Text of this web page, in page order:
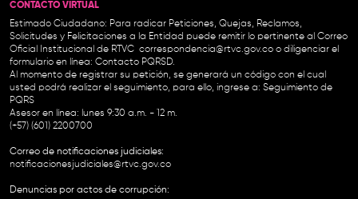
CONTACTO VIRTUAL
Estimado Ciudadano: Para radicar Peticiones, Quejas, Reclamos,
Solicitudes y Felicitaciones a la Entidad puede remitir lo pertinente al Correo
Oficial Institucional de RTVC correspondencia@rtvc.gov.co o diligenciar el
formulario en línea: Contacto PQRSD.
Al momento de registrar su petición, se generará un código con el cual
usted podrá realizar el seguimiento, para ello, ingrese a: Seguimiento de
PQRS
Asesor en línea: lunes 9:30 a.m. - 12 m.
(+57) (601) 2200700
Correo de notificaciones judiciales:
notificacionesjudiciales@rtvc.gov.co
Denuncias por actos de corrupción: